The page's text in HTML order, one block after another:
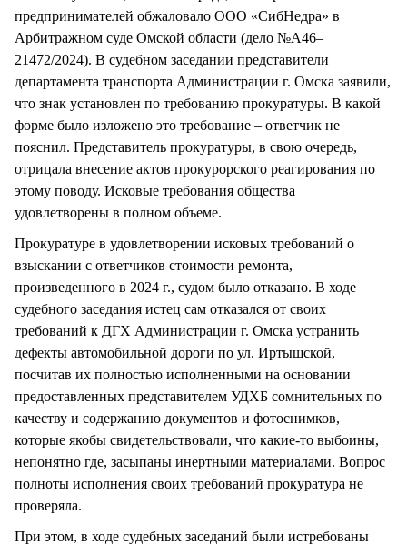
предпринимателей обжаловало ООО «СибНедра» в
Арбитражном суде Омской области (дело №А46–
21472/2024). В судебном заседании представители
департамента транспорта Администрации г. Омска заявили,
что знак установлен по требованию прокуратуры. В какой
форме было изложено это требование – ответчик не
пояснил. Представитель прокуратуры, в свою очередь,
отрицала внесение актов прокурорского реагирования по
этому поводу. Исковые требования общества
удовлетворены в полном объеме.
Прокуратуре в удовлетворении исковых требований о
взыскании с ответчиков стоимости ремонта,
произведенного в 2024 г., судом было отказано. В ходе
судебного заседания истец сам отказался от своих
требований к ДГХ Администрации г. Омска устранить
дефекты автомобильной дороги по ул. Иртышской,
посчитав их полностью исполненными на основании
предоставленных представителем УДХБ сомнительных по
качеству и содержанию документов и фотоснимков,
которые якобы свидетельствовали, что какие-то выбоины,
непонятно где, засыпаны инертными материалами. Вопрос
полноты исполнения своих требований прокуратура не
проверяла.
При этом, в ходе судебных заседаний были истребованы